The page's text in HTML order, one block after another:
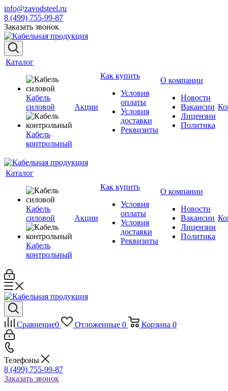
info@zavodsteel.ru
8 (499) 755-99-87
Заказать звонок
Каталог
Кабель
силовой
Кабель
контрольный
Акции
Как купить
Условия
оплаты
Условия
доставки
Реквизиты
О компании
Новости
Вакансии
Лицензии
Политика
Каталог
Кабель
силовой
Кабель
контрольный
Акции
Как купить
Условия
оплаты
Условия
доставки
Реквизиты
О компании
Новости
Вакансии
Лицензии
Политика
Сравнение0 Отложенные 0 Корзина 0
Телефоны
8 (499) 755-99-87
Заказать звонок